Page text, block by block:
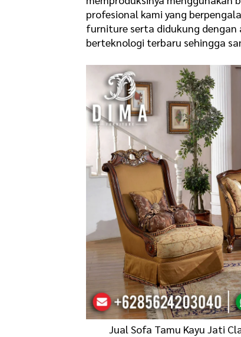
profesional kami yang
furniture serta didukung
berteknologi terbaru sehingga
Jual Sofa Tamu Kayu Jati